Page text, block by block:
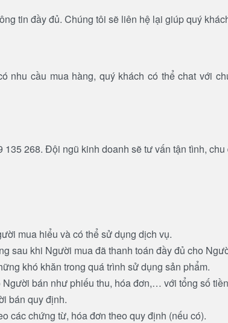
tin đầy đủ. Chúng tôi sẽ liên hệ lại giúp quý
cầu mua hàng, quý khách có thể chat với
268. Đội ngũ kinh doanh sẽ tư vấn tận tình,
mua hiểu và có thể sử dụng dịch vụ.
sau khi Người mua đã thanh toán đầy đủ cho
khó khăn trong quá trình sử dụng sản phẩm.
bán như phiếu thu, hóa đơn,… với tổng số
bán quy định.
các chứng từ, hóa đơn theo quy định (nếu có).